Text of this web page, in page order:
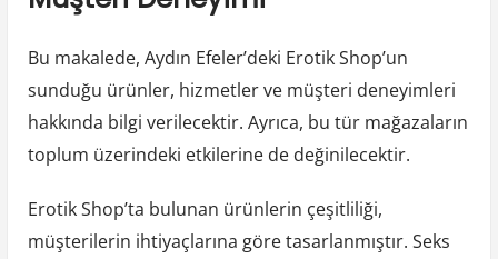
Bu makalede, Aydın Efeler’deki Erotik Shop’un
sunduğu ürünler, hizmetler ve müşteri deneyimleri
hakkında bilgi verilecektir. Ayrıca, bu tür mağazaların
toplum üzerindeki etkilerine de değinilecektir.
Erotik Shop’ta bulunan ürünlerin çeşitliliği,
müşterilerin ihtiyaçlarına göre tasarlanmıştır. Seks